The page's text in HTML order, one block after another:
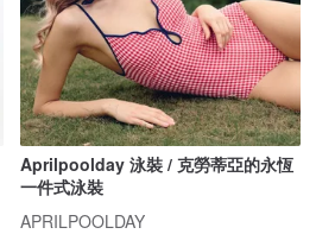
Aprilpoolday 泳裝 / 克勞蒂亞的永恆
一件式泳裝
APRILPOOLDAY